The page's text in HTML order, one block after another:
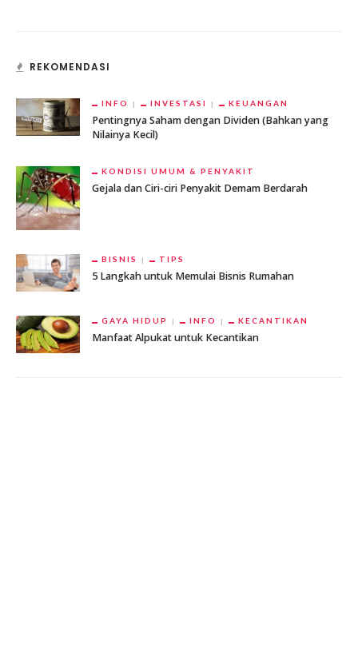
REKOMENDASI
INFO INVESTASI KEUANGAN
Pentingnya Saham dengan Dividen (Bahkan yang
Nilainya Kecil)
KONDISI UMUM & PENYAKIT
Gejala dan Ciri-ciri Penyakit Demam Berdarah
BISNIS TIPS
5 Langkah untuk Memulai Bisnis Rumahan
GAYA HIDUP INFO KECANTIKAN
Manfaat Alpukat untuk Kecantikan